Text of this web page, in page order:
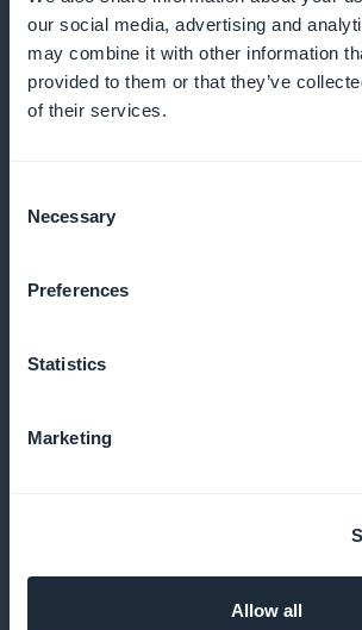
our social media, advertising and
may combine it with other information
provided to them or that they’ve
of their services.
Selection
Necessary
Preferences
Statistics
Marketing
Allow all
Bruk statistikk til å forbedre
lønnsomheten
Bruk widgeter til å markedsføre
Behold 100 % av inntektene du